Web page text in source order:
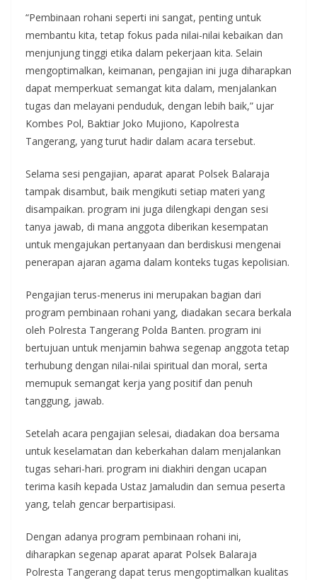
“Pembinaan rohani seperti ini sangat, penting untuk
membantu kita, tetap fokus pada nilai-nilai kebaikan dan
menjunjung tinggi etika dalam pekerjaan kita. Selain
mengoptimalkan, keimanan, pengajian ini juga diharapkan
dapat memperkuat semangat kita dalam, menjalankan
tugas dan melayani penduduk, dengan lebih baik,” ujar
Kombes Pol, Baktiar Joko Mujiono, Kapolresta
Tangerang, yang turut hadir dalam acara tersebut.
Selama sesi pengajian, aparat aparat Polsek Balaraja
tampak disambut, baik mengikuti setiap materi yang
disampaikan. program ini juga dilengkapi dengan sesi
tanya jawab, di mana anggota diberikan kesempatan
untuk mengajukan pertanyaan dan berdiskusi mengenai
penerapan ajaran agama dalam konteks tugas kepolisian.
Pengajian terus-menerus ini merupakan bagian dari
program pembinaan rohani yang, diadakan secara berkala
oleh Polresta Tangerang Polda Banten. program ini
bertujuan untuk menjamin bahwa segenap anggota tetap
terhubung dengan nilai-nilai spiritual dan moral, serta
memupuk semangat kerja yang positif dan penuh
tanggung, jawab.
Setelah acara pengajian selesai, diadakan doa bersama
untuk keselamatan dan keberkahan dalam menjalankan
tugas sehari-hari. program ini diakhiri dengan ucapan
terima kasih kepada Ustaz Jamaludin dan semua peserta
yang, telah gencar berpartisipasi.
Dengan adanya program pembinaan rohani ini,
diharapkan segenap aparat aparat Polsek Balaraja
Polresta Tangerang dapat terus mengoptimalkan kualitas